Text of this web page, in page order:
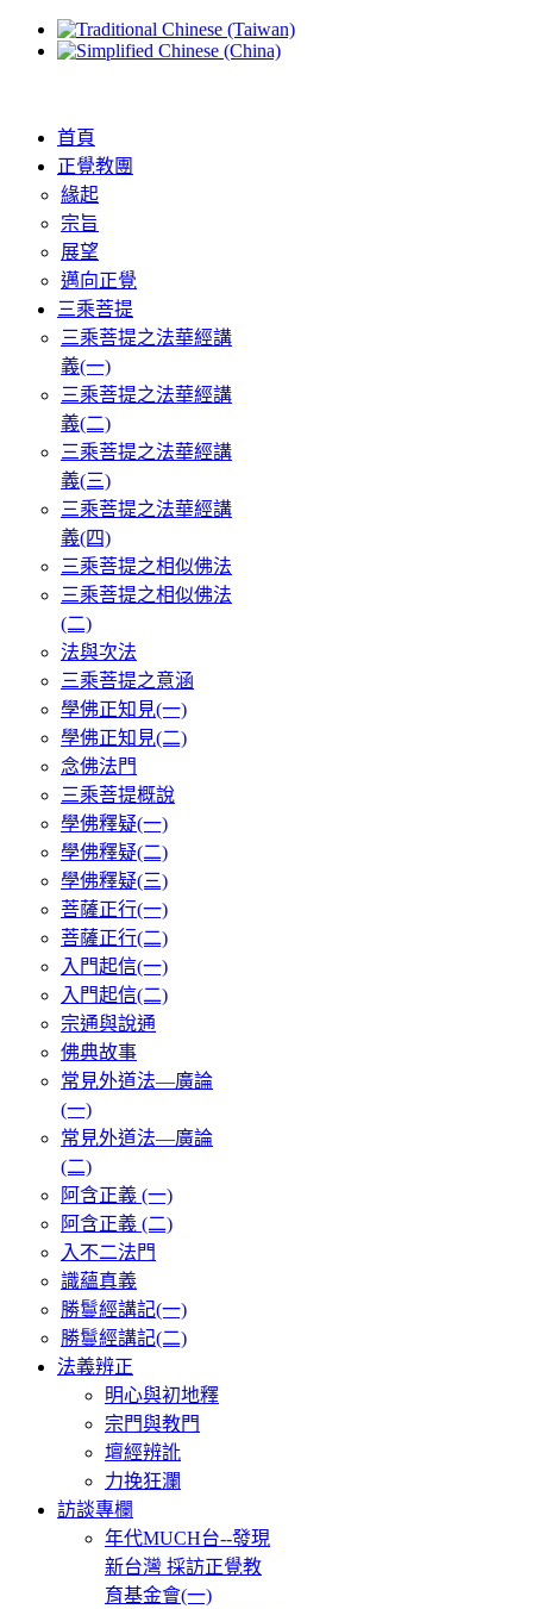
首頁
正覺教團
緣起
宗旨
展望
邁向正覺
三乘菩提
三乘菩提之法華經講
義(一)
三乘菩提之法華經講
義(二)
三乘菩提之法華經講
義(三)
三乘菩提之法華經講
義(四)
三乘菩提之相似佛法
三乘菩提之相似佛法
(二)
法與次法
三乘菩提之意涵
學佛正知見(一)
學佛正知見(二)
念佛法門
三乘菩提概說
學佛釋疑(一)
學佛釋疑(二)
學佛釋疑(三)
菩薩正行(一)
菩薩正行(二)
入門起信(一)
入門起信(二)
宗通與說通
佛典故事
常見外道法—廣論
(一)
常見外道法—廣論
(二)
阿含正義 (一)
阿含正義 (二)
入不二法門
識蘊真義
勝鬘經講記(一)
勝鬘經講記(二)
法義辨正
明心與初地釋
宗門與教門
壇經辨訛
力挽狂瀾
訪談專欄
年代MUCH台--發現
新台灣 採訪正覺教
育基金會(一)